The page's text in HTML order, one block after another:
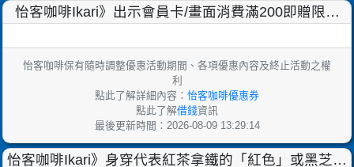
怡客咖啡Ikari》出示會員卡/畫面消費滿200即贈限量
怡客咖啡保有隨時調整優惠活動期間、各項優惠內容及終止活動之權
利
點此了解詳細內容： 怡客咖啡優惠券
點此了解借錢資訊
最後更新時間：2026-08-09 13:29:14
怡客咖啡Ikari》身穿代表紅茶拿鐵的「紅色」或黑芝麻